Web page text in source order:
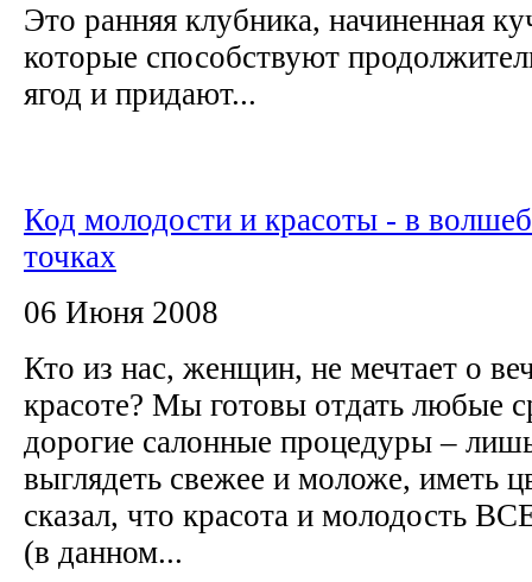
Это ранняя клубника, начиненная
которые способствуют
ягод и придают...
Код молодости и красоты - в
точках
06 Июня 2008
Кто из нас, женщин, не мечтает о
красоте? Мы готовы отдать любые
дорогие салонные процедуры –
выглядеть свежее и моложе, иметь
сказал, что красота и молодость
(в данном...